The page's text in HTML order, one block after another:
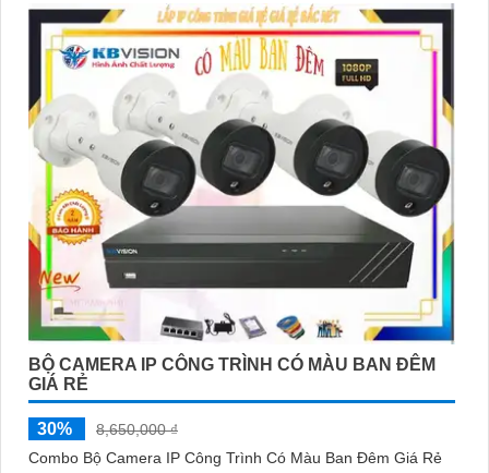
BỘ CAMERA IP CÔNG TRÌNH CÓ MÀU BAN ĐÊM
GIÁ RẺ
30%
8,650,000 ₫
Combo Bộ Camera IP Công Trình Có Màu Ban Đêm Giá Rẻ